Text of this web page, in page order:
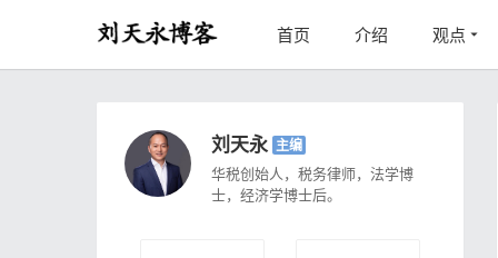
首页 介绍 观点
刘天永 主编
华税创始人，税务律师，法学博
士，经济学博士后。